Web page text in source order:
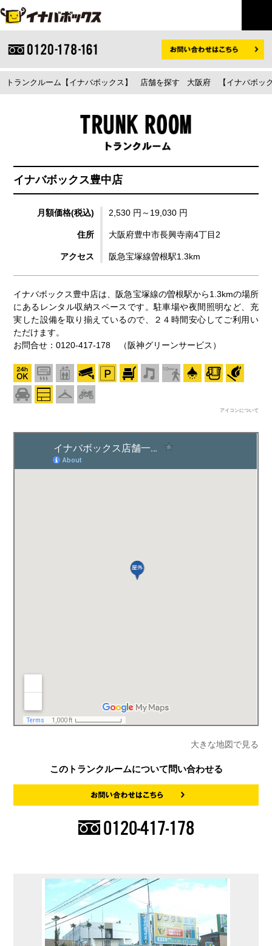
トランクルーム【イナバボックス】 店舗を探す 大阪府 【イナバボッ
イナバボックス豊中店
月額価格(税込) 2,530 円～19,030 円
住所 大阪府豊中市長興寺南4丁目2
アクセス 阪急宝塚線曽根駅1.3km
イナバボックス豊中店は、阪急宝塚線の曽根駅から1.3kmの場所
にあるレンタル収納スペースです。駐車場や夜間照明など、充
実した設備を取り揃えているので、２４時間安心してご利用い
ただけます。
お問合せ：0120-417-178 （阪神グリーンサービス）
アイコンについて
大きな地図で見る
このトランクルームについて問い合わせる
0120-417-178